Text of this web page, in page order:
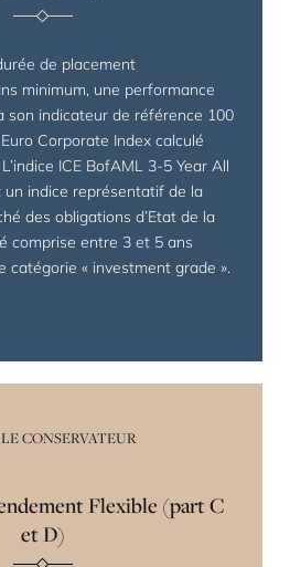
de placement
minimum, une performance
son indicateur de référence 100
Corporate Index calculé
ICE BofAML 3-5 Year All
un indice représentatif de la
des obligations d’Etat de la
comprise entre 3 et 5 ans
catégorie « investment grade ».
CONSERVATEUR
Flexible (part C
et D)